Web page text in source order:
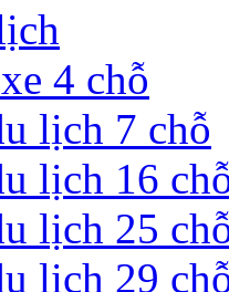
4 chỗ
lịch 7 chỗ
lịch 16
lịch 25
lịch 29